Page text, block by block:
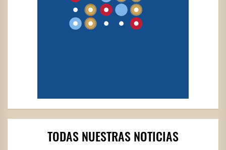
TODAS NUESTRAS NOTICIAS